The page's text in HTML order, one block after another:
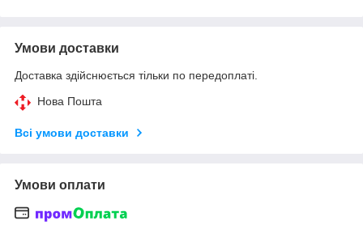
Умови доставки
Доставка здійснюється тільки по передоплаті.
Нова Пошта
Всі умови доставки
Умови оплати